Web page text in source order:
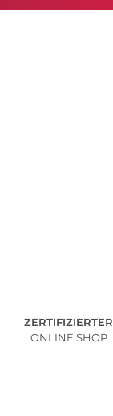
ZERTIFIZIERTER
ONLINE SHOP